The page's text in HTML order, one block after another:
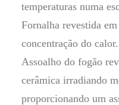
temperaturas numa
Fornalha revestida
concentração do calor.
Assoalho do fogão
cerâmica irradiando
proporcionando um